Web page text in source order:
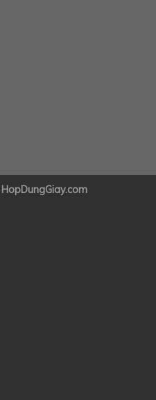
HopDungGiay.com